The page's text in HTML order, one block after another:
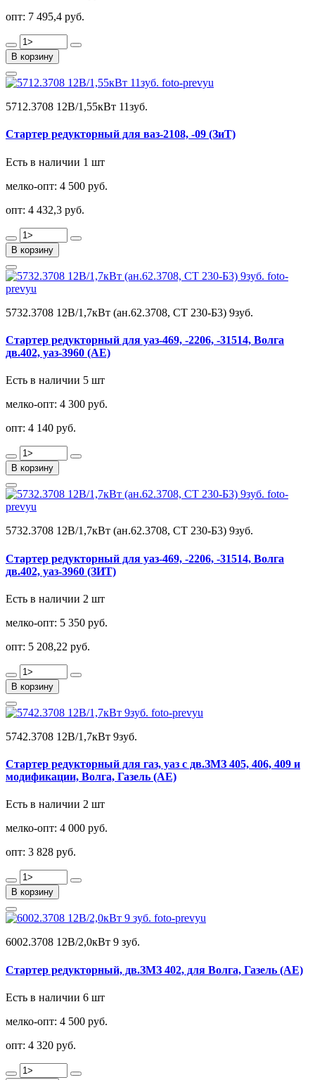
опт: 7 495,4 руб.
В корзину
5712.3708 12В/1,55кВт 11зуб.
Стартер редукторный для ваз-2108, -09 (ЗиТ)
Есть в наличии 1 шт
мелко-опт: 4 500 руб.
опт: 4 432,3 руб.
В корзину
5732.3708 12В/1,7кВт (ан.62.3708, СТ 230-Б3) 9зуб.
Стартер редукторный для уаз-469, -2206, -31514, Волга
дв.402, уаз-3960 (АЕ)
Есть в наличии 5 шт
мелко-опт: 4 300 руб.
опт: 4 140 руб.
В корзину
5732.3708 12В/1,7кВт (ан.62.3708, СТ 230-Б3) 9зуб.
Стартер редукторный для уаз-469, -2206, -31514, Волга
дв.402, уаз-3960 (ЗИТ)
Есть в наличии 2 шт
мелко-опт: 5 350 руб.
опт: 5 208,22 руб.
В корзину
5742.3708 12В/1,7кВт 9зуб.
Стартер редукторный для газ, уаз с дв.ЗМЗ 405, 406, 409 и
модификации, Волга, Газель (АЕ)
Есть в наличии 2 шт
мелко-опт: 4 000 руб.
опт: 3 828 руб.
В корзину
6002.3708 12В/2,0кВт 9 зуб.
Стартер редукторный, дв.ЗМЗ 402, для Волга, Газель (АЕ)
Есть в наличии 6 шт
мелко-опт: 4 500 руб.
опт: 4 320 руб.